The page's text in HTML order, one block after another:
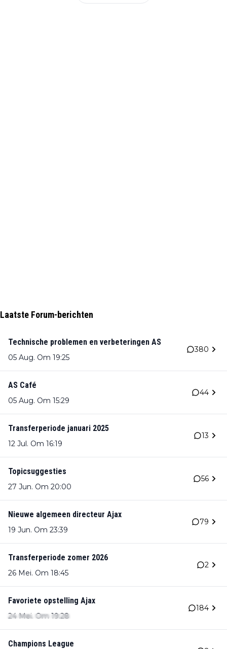
Laatste Forum-berichten
Technische problemen en verbeteringen AS
05 Aug. Om 19:25
380
AS Café
05 Aug. Om 15:29
44
Transferperiode januari 2025
12 Jul. Om 16:19
13
Topicsuggesties
27 Jun. Om 20:00
56
Nieuwe algemeen directeur Ajax
19 Jun. Om 23:39
79
Transferperiode zomer 2026
26 Mei. Om 18:45
2
Favoriete opstelling Ajax
24 Mei. Om 19:28
184
Champions League